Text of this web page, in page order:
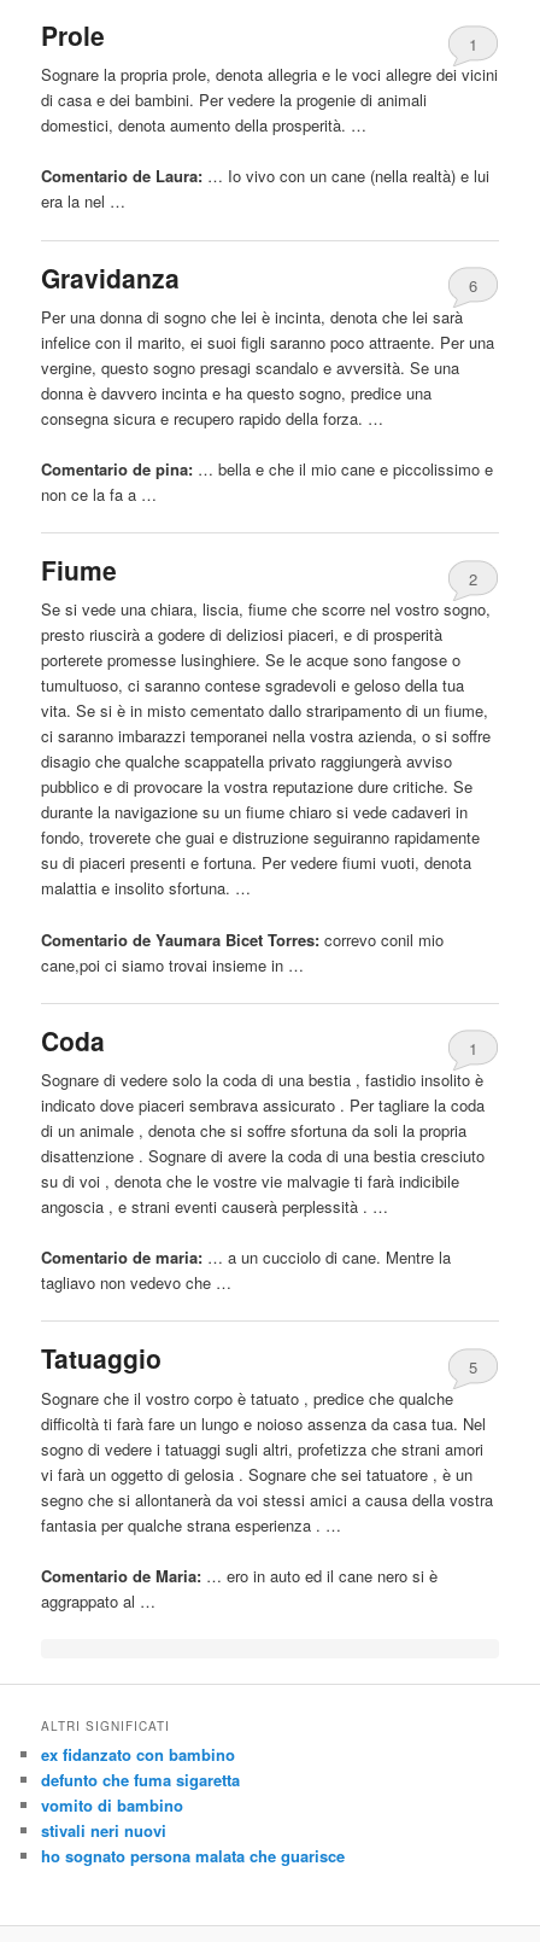
Prole
1
Sognare la propria prole, denota allegria e le voci allegre dei vicini
di casa e dei bambini. Per vedere la progenie di animali
domestici, denota aumento della prosperità. …
Comentario de Laura: … Io vivo con uncane (nella realtà) e lui
era la nel …
Gravidanza
6
Per una donna di sogno che lei è incinta, denota che lei sarà
infelice con il marito, ei suoi figli saranno poco attraente. Per una
vergine, questo sogno presagi scandalo e avversità. Se una
donna è davvero incinta e ha questo sogno, predice una
consegna sicura e recupero rapido della forza. …
Comentario de pina: … bella e che il miocane e piccolissimo e
non ce la fa a …
Fiume
2
Se si vede una chiara, liscia, fiume che scorre nel vostro sogno,
presto riuscirà a godere di deliziosi piaceri, e di prosperità
porterete promesse lusinghiere. Se le acque sono fangose ​​o
tumultuoso, ci saranno contese sgradevoli e geloso della tua
vita. Se si è in misto cementato dallo straripamento di un fiume,
ci saranno imbarazzi temporanei nella vostra azienda, o si soffre
disagio che qualche scappatella privato raggiungerà avviso
pubblico e di provocare la vostra reputazione dure critiche. Se
durante la navigazione su un fiume chiaro si vede cadaveri in
fondo, troverete che guai e distruzione seguiranno rapidamente
su di piaceri presenti e fortuna. Per vedere fiumi vuoti, denota
malattia e insolito sfortuna. …
Comentario de Yaumara Bicet Torres: correvo conil mio
cane,poi ci siamo trovai insieme in …
Coda
1
Sognare di vedere solo la coda di una bestia , fastidio insolito è
indicato dove piaceri sembrava assicurato . Per tagliare la coda
di un animale , denota che si soffre sfortuna da soli la propria
disattenzione . Sognare di avere la coda di una bestia cresciuto
su di voi , denota che le vostre vie malvagie ti farà indicibile
angoscia , e strani eventi causerà perplessità . …
Comentario de maria: … a un cucciolo dicane. Mentre la
tagliavo non vedevo che …
Tatuaggio
5
Sognare che il vostro corpo è tatuato , predice che qualche
difficoltà ti farà fare un lungo e noioso assenza da casa tua. Nel
sogno di vedere i tatuaggi sugli altri, profetizza che strani amori
vi farà un oggetto di gelosia . Sognare che sei tatuatore , è un
segno che si allontanerà da voi stessi amici a causa della vostra
fantasia per qualche strana esperienza . …
Comentario de Maria: … ero in auto ed ilcane nero si è
aggrappato al …
ALTRI SIGNIFICATI
ex fidanzato con bambino
defunto che fuma sigaretta
vomito di bambino
stivali neri nuovi
ho sognato persona malata che guarisce